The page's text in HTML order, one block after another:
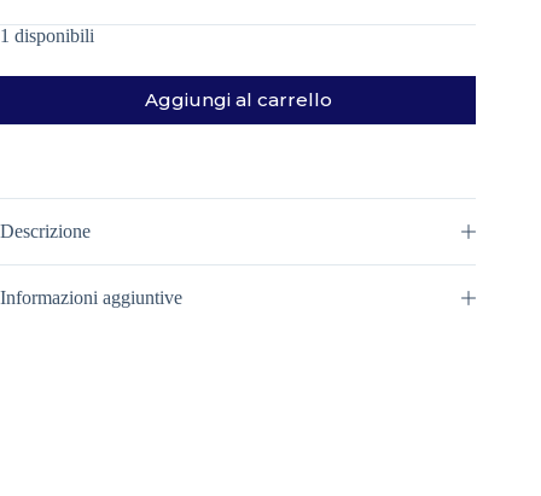
1 disponibili
Aggiungi al carrello
Descrizione
Informazioni aggiuntive